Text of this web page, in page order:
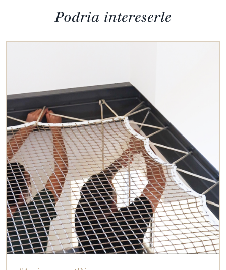
Podria intereserle